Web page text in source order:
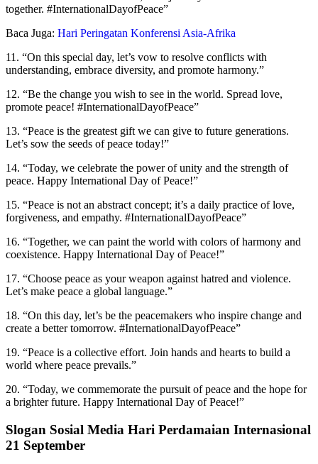
together. #InternationalDayofPeace”
Baca Juga: Hari Peringatan Konferensi Asia-Afrika
11. “On this special day, let’s vow to resolve conflicts with
understanding, embrace diversity, and promote harmony.”
12. “Be the change you wish to see in the world. Spread love,
promote peace! #InternationalDayofPeace”
13. “Peace is the greatest gift we can give to future generations.
Let’s sow the seeds of peace today!”
14. “Today, we celebrate the power of unity and the strength of
peace. Happy International Day of Peace!”
15. “Peace is not an abstract concept; it’s a daily practice of love,
forgiveness, and empathy. #InternationalDayofPeace”
16. “Together, we can paint the world with colors of harmony and
coexistence. Happy International Day of Peace!”
17. “Choose peace as your weapon against hatred and violence.
Let’s make peace a global language.”
18. “On this day, let’s be the peacemakers who inspire change and
create a better tomorrow. #InternationalDayofPeace”
19. “Peace is a collective effort. Join hands and hearts to build a
world where peace prevails.”
20. “Today, we commemorate the pursuit of peace and the hope for
a brighter future. Happy International Day of Peace!”
Slogan Sosial Media Hari Perdamaian Internasional
21 September